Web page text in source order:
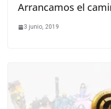
Arrancamos el
3 junio, 2019